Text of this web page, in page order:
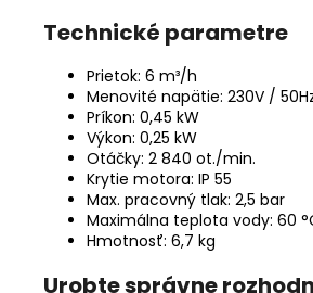
Technické parametre
Prietok: 6 m³/h
Menovité napätie: 230V /
Príkon: 0,45 kW
Výkon: 0,25 kW
Otáčky: 2 840 ot./min.
Krytie motora: IP 55
Max. pracovný tlak: 2,5 bar
Maximálna teplota vody: 60
Hmotnosť: 6,7 kg
Urobte správne